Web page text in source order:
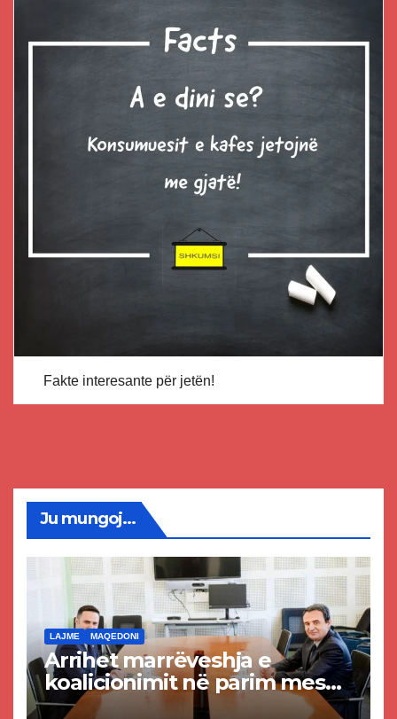
Fakte interesante për jetën!
Ju mungoj...
LAJME MAQEDONI
Arrihet marrëveshja e
koalicionimit në parim mes
Kurtit dhe Abdixhikut